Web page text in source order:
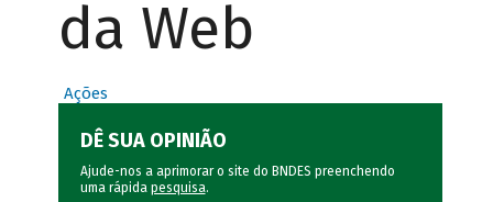
da Web
Ações
DÊ SUA OPINIÃO
Ajude-nos a aprimorar o site do BNDES preenchendo
uma rápida pesquisa.